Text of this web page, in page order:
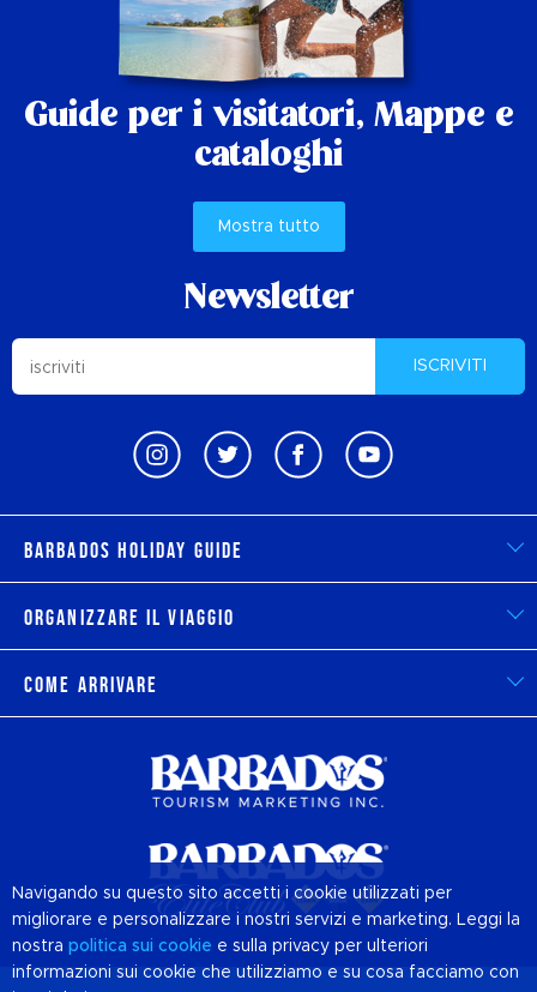
Guide per i visitatori, Mappe e
cataloghi
Mostra tutto
Newsletter
ISCRIVITI
Barbados Holiday Guide
Organizzare il viaggio
Come arrivare
Navigando su questo sito accetti i cookie utilizzati per
migliorare e personalizzare i nostri servizi e marketing. Leggi la
nostra politica sui cookie e sulla privacy per ulteriori
informazioni sui cookie che utilizziamo e su cosa facciamo con